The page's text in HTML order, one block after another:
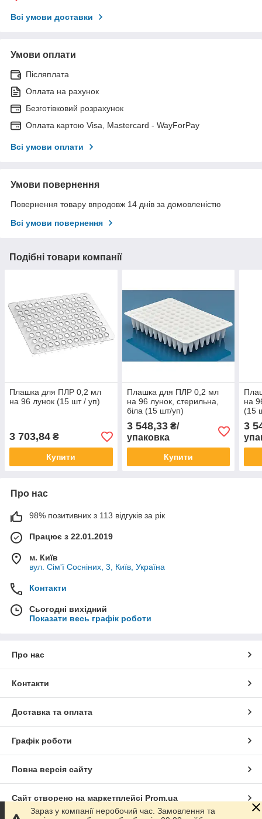
Всі умови доставки
Умови оплати
Післяплата
Оплата на рахунок
Безготівковий розрахунок
Оплата картою Visa, Mastercard - WayForPay
Всі умови оплати
Умови повернення
Повернення товару впродовж 14 днів за домовленістю
Всі умови повернення
Подібні товари компанії
Плашка для ПЛР 0,2 мл
на 96 лунок (15 шт / уп)
3 703,84 ₴
Купити
Плашка для ПЛР 0,2 мл
на 96 лунок, стерильна,
біла (15 шт/уп)
3 548,33₴/
упаковка
Купити
на
(15
3
Про нас
98% позитивних з 113 відгуків за рік
Працює з 22.01.2019
м. Київ
вул. Сім'ї Сосніних, 3, Київ, Україна
Контакти
Сьогодні вихідний
Показати весь графік роботи
Про нас
Контакти
Доставка та оплата
Графік роботи
Повна версія сайту
Сайт створено на маркетплейсі Prom.ua
Зараз у компанії неробочий час. Замовлення та